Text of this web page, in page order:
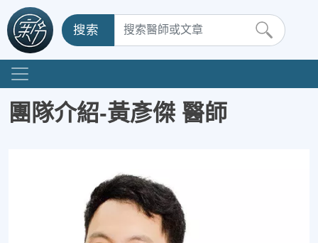
搜索
團隊介紹-黃彥傑 醫師